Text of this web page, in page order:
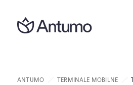
ANTUMO TERMINALE MOBILNE